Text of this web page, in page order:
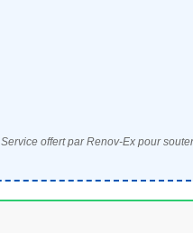
Service offert par Renov-Ex pour